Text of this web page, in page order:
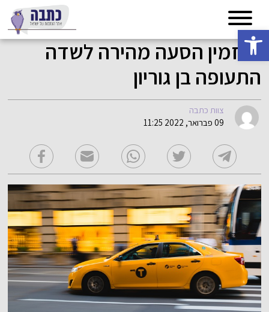
פתח סרגל נגישות
להזמין הסעה מהירה לשדה
התעופה בן גוריון
צוות כתבה
09 פברואר, 2022 11:25